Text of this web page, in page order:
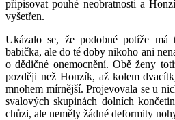
připisovat pouhé neobratnosti a
vyšetřen.
Ukázalo se, že podobné potíže má
babička, ale do té doby nikoho ani
o dědičné onemocnění. Obě ženy
později než Honzík, až kolem
mnohem mírnější. Projevovala se u
svalových skupinách dolních
chůzi, ale neměly žádné deformity